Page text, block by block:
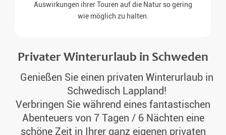
Auswirkungen ihrer Touren auf die Natur so gering
wie möglich zu halten.
Privater Winterurlaub in Schweden
Genießen Sie einen privaten Winterurlaub in
Schwedisch Lappland!
Verbringen Sie während eines fantastischen
Abenteuers von 7 Tagen / 6 Nächten eine
schöne Zeit in Ihrer ganz eigenen privaten